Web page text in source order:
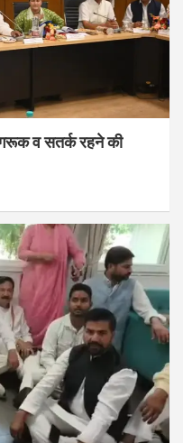
व सतर्क रहने की